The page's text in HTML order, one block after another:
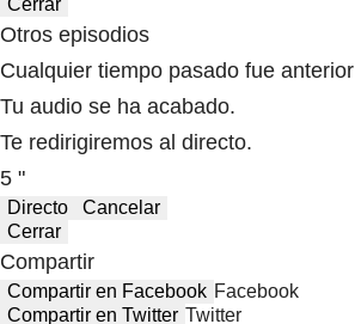
Otros episodios
Cualquier tiempo pasado fue anterior
Tu audio se ha acabado.
Te redirigiremos al directo.
5 "
Directo
Cancelar
Cerrar
Compartir
Compartir en Facebook Facebook
Compartir en Twitter Twitter